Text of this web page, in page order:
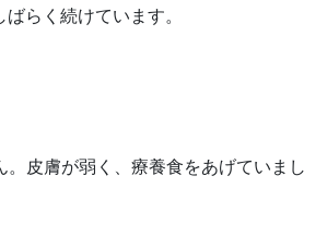
らく続けています。
皮膚が弱く、療養食をあげていまし